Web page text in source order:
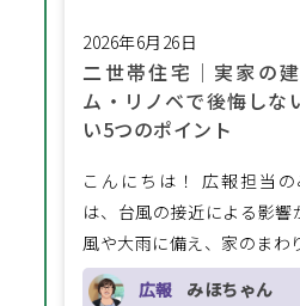
2026年6月26日
二世帯住宅│実家の
ム・リノベで後悔しな
い5つのポイント
こんにちは！ 広報担当
は、台風の接近による影響
風や大雨に備え、家のまわ
広報
みほちゃん